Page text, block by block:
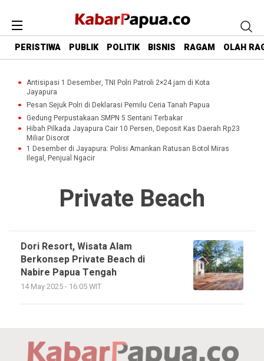
PERISTIWA PUBLIK POLITIK BISNIS RAGAM OLAH
Antisipasi 1 Desember, TNI Polri Patroli 2×24 jam di Kota
Jayapura
Pesan Sejuk Polri di Deklarasi Pemilu Ceria Tanah Papua
Gedung Perpustakaan SMPN 5 Sentani Terbakar
Hibah Pilkada Jayapura Cair 10 Persen, Deposit Kas Daerah Rp23
Miliar Disorot
1 Desember di Jayapura: Polisi Amankan Ratusan Botol Miras
Ilegal, Penjual Ngacir
Private Beach
Dori Resort, Wisata Alam
Berkonsep Private Beach di
Nabire Papua Tengah
14 May 2025 - 16:05 WIT